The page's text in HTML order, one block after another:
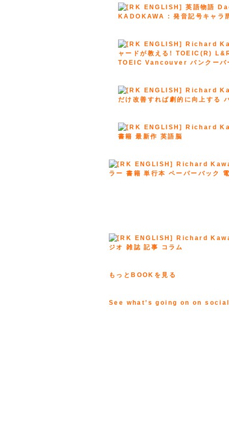
もっとBOOKを見る
See what’s going on on